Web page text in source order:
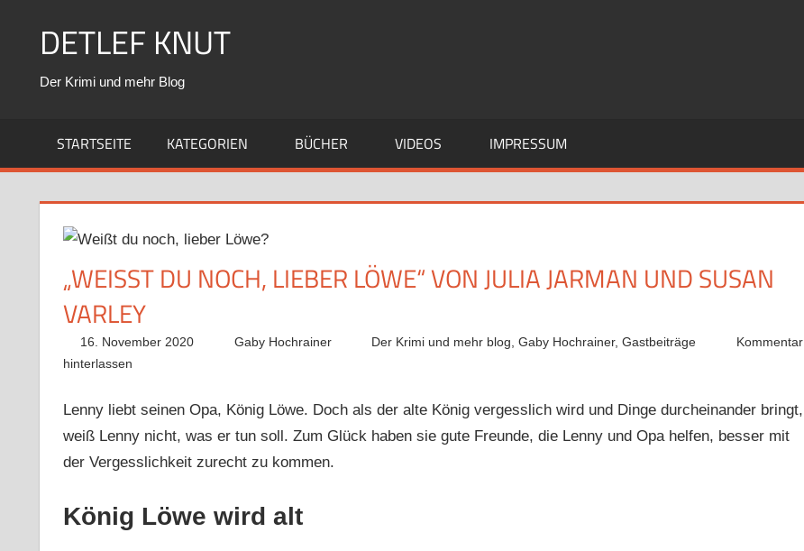
DETLEF KNUT
Der Krimi und mehr Blog
STARTSEITE KATEGORIEN BÜCHER VIDEOS IMPRESSUM
„WEISST DU NOCH, LIEBER LÖWE“ VON JULIA JARMAN UND SUSAN V
ARLEY
16. November 2020 Gaby Hochrainer Der Krimi und mehr blog ,Gaby Hochrainer,Gastbeiträge
Kommentar
hinterlassen
Lenny liebt seinen Opa, König Löwe. Doch als der alte König vergesslich wird und Dinge durcheinander bringt,
weiß Lenny nicht, was er tun soll. Zum Glück haben sie gute Freunde, die Lenny und Opa helfen, besser mit
der Vergesslichkeit zurecht zu kommen.
König Löwe wird alt